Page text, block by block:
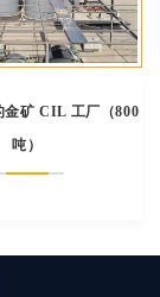
金矿 CIL 工厂（800
吨）